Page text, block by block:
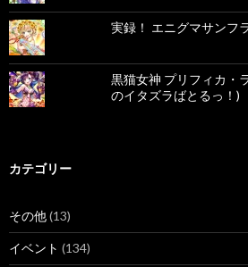
実録！ エニグマサンフ
黒猫女神 プリフィカ・
のイタズラばとるっ！)
カテゴリー
その他(13)
イベント (134)